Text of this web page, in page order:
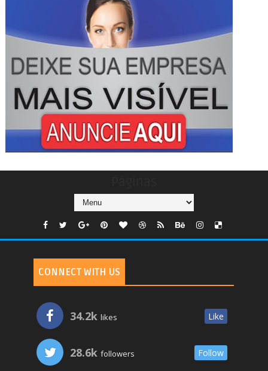
CONNECT WITH US
34.2k likes Like
28.6k followers Follow